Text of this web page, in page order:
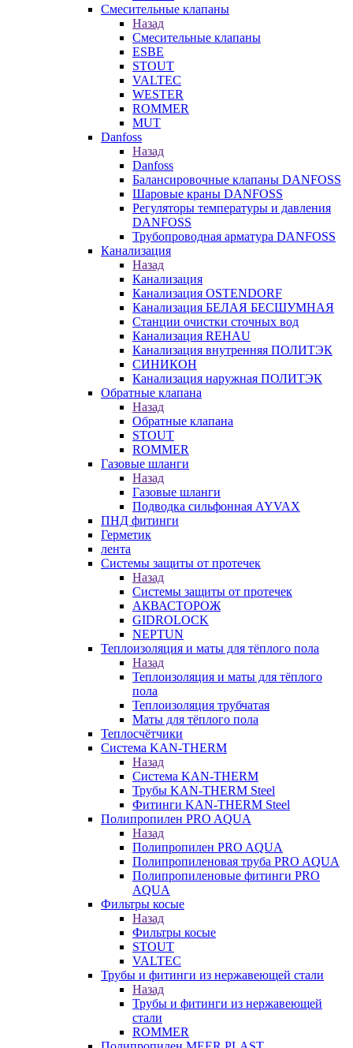
Смесительные клапаны
Назад
Смесительные клапаны
ESBE
STOUT
VALTEC
WESTER
ROMMER
MUT
Danfoss
Назад
Danfoss
Балансировочные клапаны DANFOSS
Шаровые краны DANFOSS
Регуляторы температуры и давления
DANFOSS
Трубопроводная арматура DANFOSS
Канализация
Назад
Канализация
Канализация OSTENDORF
Канализация БЕЛАЯ БЕСШУМНАЯ
Станции очистки сточных вод
Канализация REHAU
Канализация внутренняя ПОЛИТЭК
СИНИКОН
Канализация наружная ПОЛИТЭК
Обратные клапана
Назад
Обратные клапана
STOUT
ROMMER
Газовые шланги
Назад
Газовые шланги
Подводка сильфонная AYVAX
ПНД фитинги
Герметик
лента
Системы защиты от протечек
Назад
Системы защиты от протечек
АКВАСТОРОЖ
GIDROLOCK
NEPTUN
Теплоизоляция и маты для тёплого пола
Назад
Теплоизоляция и маты для тёплого
пола
Теплоизоляция трубчатая
Маты для тёплого пола
Теплосчётчики
Система KAN-THERM
Назад
Система KAN-THERM
Трубы KAN-THERM Steel
Фитинги KAN-THERM Steel
Полипропилен PRO AQUA
Назад
Полипропилен PRO AQUA
Полипропиленовая труба PRO AQUA
Полипропиленовые фитинги PRO
AQUA
Фильтры косые
Назад
Фильтры косые
STOUT
VALTEC
Трубы и фитинги из нержавеющей стали
Назад
Трубы и фитинги из нержавеющей
стали
ROMMER